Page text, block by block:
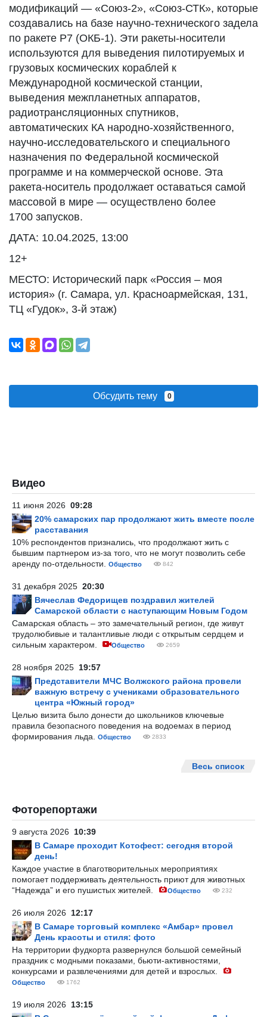
модификаций — «Союз-2», «Союз-СТК», которые
создавались на базе научно-технического задела
по ракете Р7 (ОКБ-1). Эти ракеты-носители
используются для выведения пилотируемых и
грузовых космических кораблей к
Международной космической станции,
выведения межпланетных аппаратов,
радиотрансляционных спутников,
автоматических КА народно-хозяйственного,
научно-исследовательского и специального
назначения по Федеральной космической
программе и на коммерческой основе. Эта
ракета-носитель продолжает оставаться самой
массовой в мире — осуществлено более
1700 запусков.
ДАТА: 10.04.2025, 13:00
12+
МЕСТО: Исторический парк «Россия – моя
история» (г. Самара, ул. Красноармейская, 131,
ТЦ «Гудок», 3-й этаж)
Обсудить тему 0
Видео
11 июня 2026 09:28
20% самарских пар продолжают жить вместе после
расставания
10% респондентов признались, что продолжают жить с
бывшим партнером из-за того, что не могут позволить себе
аренду по-отдельности.
Общество 842
31 декабря 2025 20:30
Вячеслав Федорищев поздравил жителей
Самарской области с наступающим Новым Годом
Самарская область – это замечательный регион, где живут
трудолюбивые и талантливые люди с открытым сердцем и
сильным характером.
Общество 2659
28 ноября 2025 19:57
Представители МЧС Волжского района провели
важную встречу с учениками образовательного
центра «Южный город»
Целью визита было донести до школьников ключевые
правила безопасного поведения на водоемах в период
формирования льда.
Общество 2833
Весь список
Фоторепортажи
9 августа 2026 10:39
В Самаре проходит Котофест: сегодня второй
день!
Каждое участие в благотворительных мероприятиях
помогает поддерживать деятельность приют для животных
“Надежда” и его пушистых жителей.
Общество 232
26 июля 2026 12:17
В Самаре торговый комплекс «Амбар» провел
День красоты и стиля: фото
На территории фудкорта развернулся большой семейный
праздник с модными показами, бьюти-активностями,
конкурсами и развлечениями для детей и взрослых.
Общество 1762
19 июля 2026 13:15